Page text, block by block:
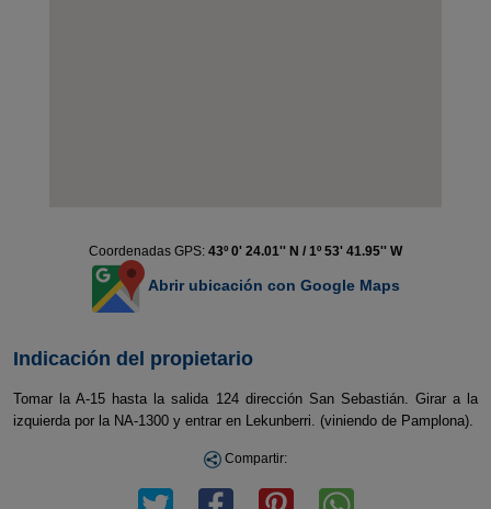
Coordenadas GPS: 43º 0' 24.01'' N / 1º 53' 41.95'' W
Abrir ubicación con Google Maps
Indicación del propietario
Tomar la A-15 hasta la salida 124 dirección San Sebastián. Girar a la
izquierda por la NA-1300 y entrar en Lekunberri. (viniendo de Pamplona).
Compartir: